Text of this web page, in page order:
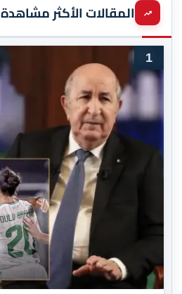
المقالات الأكثر مشاهدة
1